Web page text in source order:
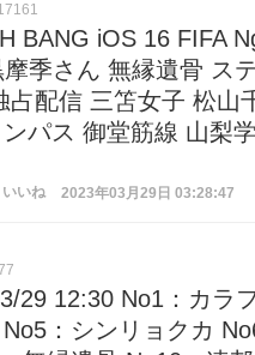
BANG iOS 16 FIFA
季さん 無縁遺骨 ス
占配信 三笘女子 松山
パス 御堂筋線 山梨
いいね 2023年03月29日 03:28:47
12:30 No1：カラ
：シンリョクカ